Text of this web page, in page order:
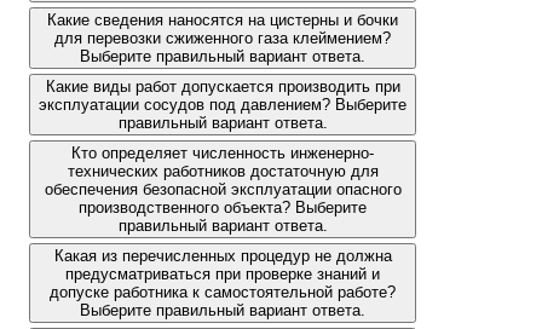
Какие сведения наносятся на цистерны и бочки
для перевозки сжиженного газа клеймением?
Выберите правильный вариант ответа.
Какие виды работ допускается производить при
эксплуатации сосудов под давлением? Выберите
правильный вариант ответа.
Кто определяет численность инженерно-
технических работников достаточную для
обеспечения безопасной эксплуатации опасного
производственного объекта? Выберите
правильный вариант ответа.
Какая из перечисленных процедур не должна
предусматриваться при проверке знаний и
допуске работника к самостоятельной работе?
Выберите правильный вариант ответа.